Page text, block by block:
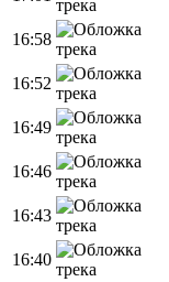
16:58
16:52
16:49
16:46
16:43
16:40